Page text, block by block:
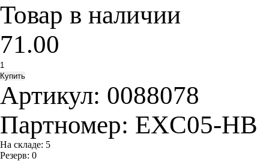
Товар в наличии
71.00
Артикул: 0088078
Партномер: EXC05-HB
На складе: 5
Резерв: 0